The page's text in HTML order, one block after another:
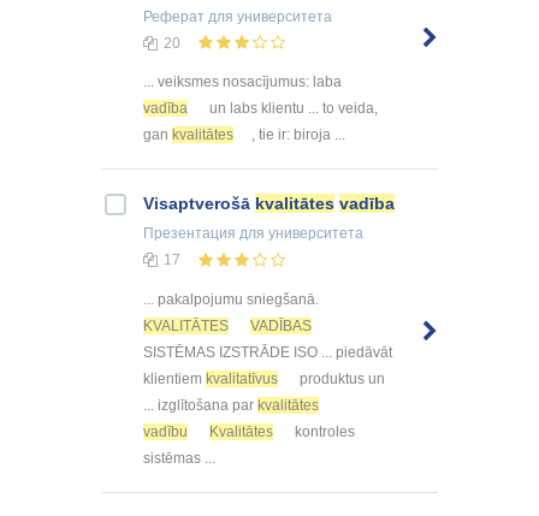
Реферат для университета
20
... veiksmes nosacījumus: laba
vadība
un labs klientu ... to veida,
gan kvalitātes , tie ir: biroja ...
Visaptverošā kvalitātes vadība
Презентация для университета
17
... pakalpojumu sniegšanā.
KVALITĀTES
VADĪBAS
SISTĒMAS IZSTRĀDE ISO ... piedāvāt
klientiem kvalitatīvus
produktus un
... izglītošana par kvalitātes
vadību
Kvalitātes
kontroles
sistēmas ...